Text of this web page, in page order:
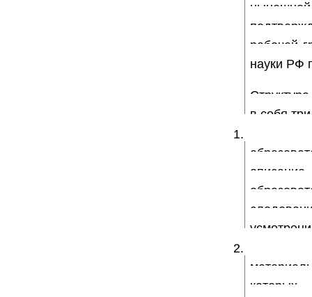
рабочей
науки РФ
в себя
1.
2.